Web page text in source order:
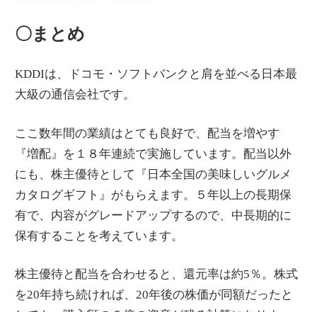
〇まとめ
KDDIは、ドコモ・ソフトバンクと肩を並べる日本最
大級の通信会社です。
ここ数年間の業績はとても良好で、配当を増やす
『増配』を１８年連続で実施しています。配当以外
にも、株主優待として『日本全国の美味しいグルメ
カタログギフト』がもらえます。５年以上の長期保
有で、内容がグレードアップするので、中長期的に
保有することを考えています。
株主優待と配当を合わせると、還元率は約5％。株式
を20年持ち続ければ、20年後の株価が同額だったと